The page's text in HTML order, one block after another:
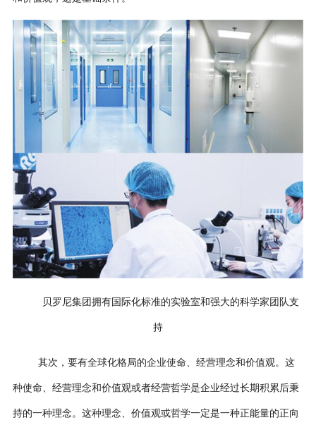
贝罗尼集团拥有国际化标准的实验室和强大的科学家团队支
持
其次，要有全球化格局的企业使命、经营理念和价值观。这
种使命、经营理念和价值观或者经营哲学是企业经过长期积累后秉
持的一种理念。这种理念、价值观或哲学一定是一种正能量的正向